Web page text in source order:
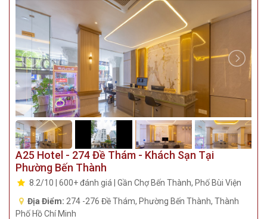
A25 Hotel - 274 Đề Thám - Khách Sạn Tại
Phường Bến Thành
8.2/10 | 600+ đánh giá | Gần Chợ Bến Thành, Phố Bùi Viện
Địa Điểm: 274 -276 Đề Thám, Phường Bến Thành, Thành
Phố Hồ Chí Minh